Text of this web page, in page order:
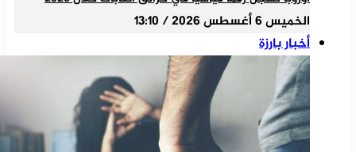
الخميس 6 أغسطس 2026 / 13:10
أخبار بارزة